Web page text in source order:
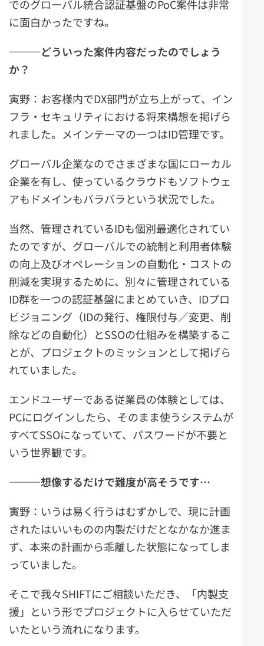
でのグローバル統合認証基盤のPoC案件は非常
に面白かったですね。
―――どういった案件内容だったのでしょう
か？
寅野：お客様内でDX部門が立ち上がって、イン
フラ・セキュリティにおける将来構想を掲げら
れました。メインテーマの一つはID管理です。
グローバル企業なのでさまざまな国にローカル
企業を有し、使っているクラウドもソフトウェ
アもドメインもバラバラという状況でした。
当然、管理されているIDも個別最適化されてい
たのですが、グローバルでの統制と利用者体験
の向上及びオペレーションの自動化・コストの
削減を実現するために、別々に管理されている
ID群を一つの認証基盤にまとめていき、IDプロ
ビジョニング（IDの発行、権限付与／変更、削
除などの自動化）とSSOの仕組みを構築するこ
とが、プロジェクトのミッションとして掲げら
れていました。
エンドユーザーである従業員の体験としては、
PCにログインしたら、そのまま使うシステムが
すべてSSOになっていて、パスワードが不要と
いう世界観です。
―――想像するだけで難度が高そうです…
寅野：いうは易く行うはむずかしで、現に計画
されたはいいものの内製だけだとなかなか進ま
ず、本来の計画から乖離した状態になってしま
っていました。
そこで我々SHIFTにご相談いただき、「内製支
援」という形でプロジェクトに入らせていただ
いたという流れになります。